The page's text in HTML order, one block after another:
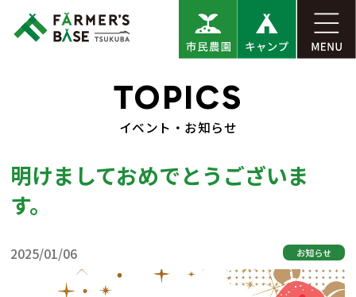
TOPICS
イベント・お知らせ
明けましておめでとうございま
す。
2025/01/06 お知らせ